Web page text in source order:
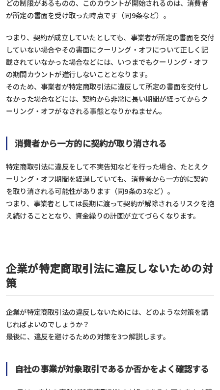
どの制限があるものの、このカウントが開始されるのは、消費者
が所定の書面を受け取った時点です（同9条など）。
つまり、契約が成立していたとしても、事業者が所定の書面を交付
していない場合やその書面にクーリング・オフについて正しく記
載されていなかった場合などには、いつまでもクーリング・オフ
の期間カウントが進行しないこととなります。
そのため、事業者が特定商取引法に違反して所定の書面を交付し
なかった場合などには、契約から非常に長い期間が経ってからク
ーリング・オフがなされる事態となりかねません。
消費者から一方的に契約が取り消される
特定商取引法に違反をして不実告知などを行った場合、たとえク
ーリング・オフ期間を経過していても、消費者から一方的に契約
を取り消される可能性があります（同9条の3など）。
つまり、事業者としては長期に渡って契約が解除されるリスクを抱
え続けることとなり、資金繰りの計画が立てづらくなります。
企業が特定商取引法に違反しないための対
策
企業が特定商取引法の違反しないためには、どのような対策を講
じればよいのでしょうか？
最後に、違反を避けるための対策を3つ解説します。
自社の事業が対象取引であるか否かをよく確認する